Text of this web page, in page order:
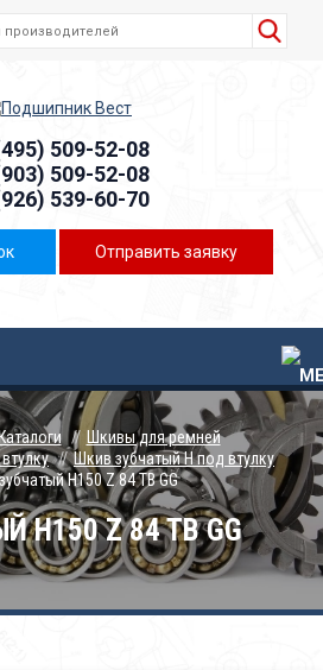
509-52-08
509-52-08
539-60-70
Отправить заявку
Шкивы для ремней
Шкив зубчатый H под втулку
H150 Z 84 TB GG
H150 Z 84 TB GG